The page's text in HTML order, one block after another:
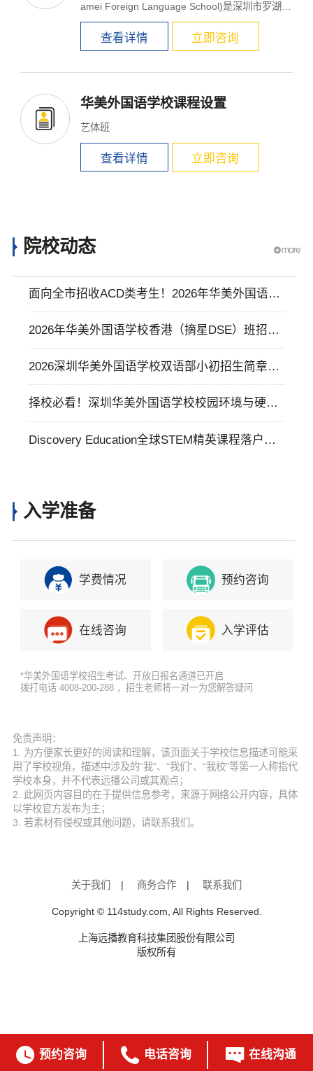
amei Foreign Language School)是深圳市罗湖区
教育局联合深圳...
查看详情 立即咨询
华美外国语学校课程设置
艺体班
查看详情 立即咨询
院校动态
面向全市招收ACD类考生！2026年华美外国语学
校高中招生简章
2026年华美外国语学校香港（摘星DSE）班招生
简章
2026深圳华美外国语学校双语部小初招生简章，
新生报名须知汇总
择校必看！深圳华美外国语学校校园环境与硬件
设置生活配套真实介绍
Discovery Education全球STEM精英课程落户华
入学准备
学费情况 预约咨询
在线咨询 入学评估
*华美外国语学校招生考试、开放日报名通道已开启
拨打电话 4008-200-288 ，招生老师将一对一为您解答疑问
免责声明：
1. 为方便家长更好的阅读和理解，该页面关于学校信息描述可能采
用了学校视角，描述中涉及的“我”、“我们”、“我校”等第一人称指代
学校本身，并不代表远播公司或其观点；
2. 此网页内容目的在于提供信息参考，来源于网络公开内容，具体
以学校官方发布为主；
3. 若素材有侵权或其他问题，请联系我们。
关于我们 | 商务合作 | 联系我们
Copyright © 114study.com, All Rights Reserved.
上海远播教育科技集团股份有限公司
版权所有
 预约咨询  电话咨询  在线沟通